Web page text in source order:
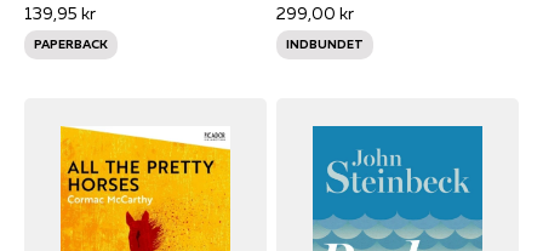
139,95 kr
PAPERBACK
299,00 kr
INDBUNDET